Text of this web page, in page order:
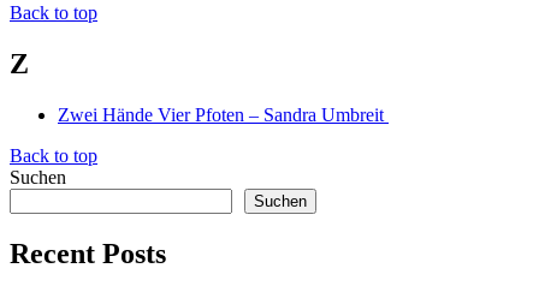
Back to top
Z
Zwei Hände Vier Pfoten – Sandra Umbreit
Back to top
Suchen
Suchen
Recent Posts